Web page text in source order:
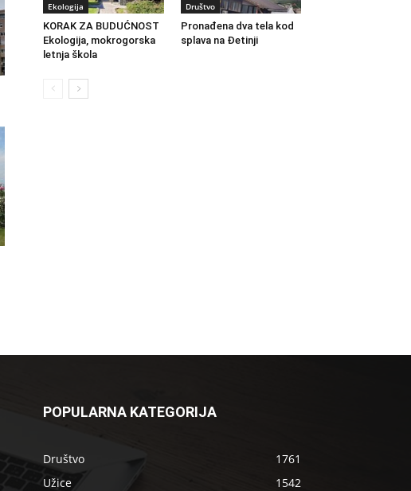
Ekologija
KORAK ZA BUDUĆNOST
Ekologija, mokrogorska
letnja škola
Društvo
Pronađena dva tela kod
splava na Đetinji
POPULARNA KATEGORIJA
Društvo
1761
Užice
1542